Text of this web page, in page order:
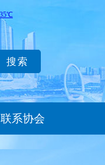
联系协会